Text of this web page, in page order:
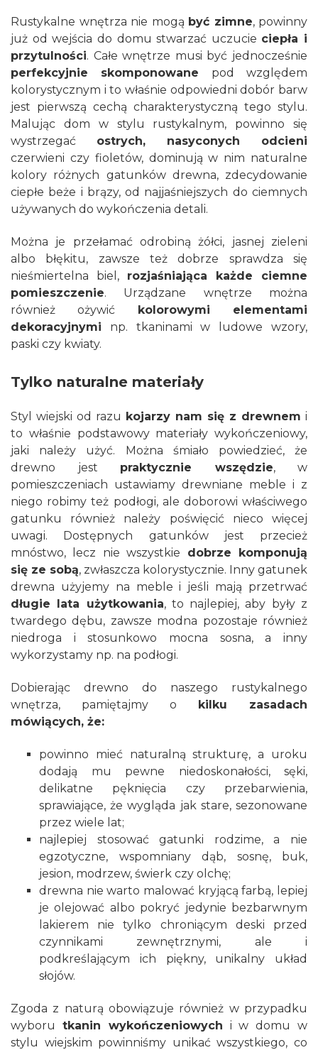
Rustykalne wnętrza nie mogą być zimne, powinny
już od wejścia do domu stwarzać uczucie ciepła i
przytulności. Całe wnętrze musi być jednocześnie
perfekcyjnie skomponowane pod względem
kolorystycznym i to właśnie odpowiedni dobór barw
jest pierwszą cechą charakterystyczną tego stylu.
Malując dom w stylu rustykalnym, powinno się
wystrzegać ostrych, nasyconych odcieni
czerwieni czy fioletów, dominują w nim naturalne
kolory różnych gatunków drewna, zdecydowanie
ciepłe beże i brązy, od najjaśniejszych do ciemnych
używanych do wykończenia detali.
Można je przełamać odrobiną żółci, jasnej zieleni
albo błękitu, zawsze też dobrze sprawdza się
nieśmiertelna biel, rozjaśniająca każde ciemne
pomieszczenie. Urządzane wnętrze można
również ożywić kolorowymi elementami
dekoracyjnymi np. tkaninami w ludowe wzory,
paski czy kwiaty.
Tylko naturalne materiały
Styl wiejski od razu kojarzy nam się z drewnem i
to właśnie podstawowy materiały wykończeniowy,
jaki należy użyć. Można śmiało powiedzieć, że
drewno jest praktycznie wszędzie, w
pomieszczeniach ustawiamy drewniane meble i z
niego robimy też podłogi, ale doborowi właściwego
gatunku również należy poświęcić nieco więcej
uwagi. Dostępnych gatunków jest przecież
mnóstwo, lecz nie wszystkie dobrze komponują
się ze sobą, zwłaszcza kolorystycznie. Inny gatunek
drewna użyjemy na meble i jeśli mają przetrwać
długie lata użytkowania, to najlepiej, aby były z
twardego dębu, zawsze modna pozostaje również
niedroga i stosunkowo mocna sosna, a inny
wykorzystamy np. na podłogi.
Dobierając drewno do naszego rustykalnego
wnętrza, pamiętajmy o kilku zasadach
mówiących, że:
powinno mieć naturalną strukturę, a uroku
dodają mu pewne niedoskonałości, sęki,
delikatne pęknięcia czy przebarwienia,
sprawiające, że wygląda jak stare, sezonowane
przez wiele lat;
najlepiej stosować gatunki rodzime, a nie
egzotyczne, wspomniany dąb, sosnę, buk,
jesion, modrzew, świerk czy olchę;
drewna nie warto malować kryjącą farbą, lepiej
je olejować albo pokryć jedynie bezbarwnym
lakierem nie tylko chroniącym deski przed
czynnikami zewnętrznymi, ale i
podkreślającym ich piękny, unikalny układ
słojów.
Zgoda z naturą obowiązuje również w przypadku
wyboru tkanin wykończeniowych i w domu w
stylu wiejskim powinniśmy unikać wszystkiego, co